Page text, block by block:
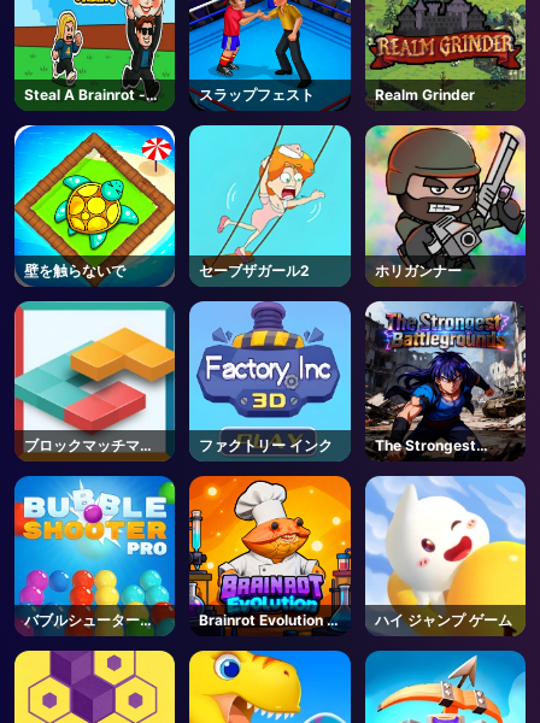
Steal A Brainrot -
Unblocked Online
Games
スラップフェスト Realm Grinder
壁を触らないで セーブザガール2 ホリガンナー
ブロックマッチマニ
ア
ファクトリー インク
The Strongest
Battlegrounds -
Roblox
バブルシュータープ
ロ
Brainrot Evolution -
Roblox
ハイ ジャンプ ゲーム